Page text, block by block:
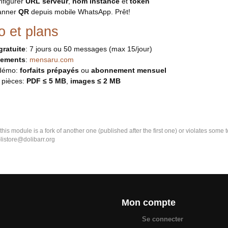
QR depuis mobile WhatsApp. Prêt!
et plans
: 7 jours ou 50 messages (max 15/jour)
: mensaru.com
forfaits prépayés ou abonnement mensuel
PDF ≤ 5 MB images ≤ 2 MB
module is a fork of another one (published after the first one) or violates
Mon compte
Se connecter